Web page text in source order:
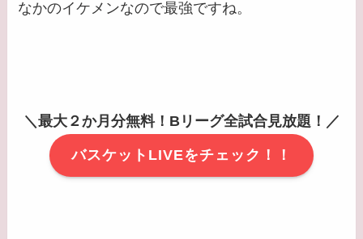
なかのイケメンなので最強ですね。
＼最大２か月分無料！Bリーグ全試合見放題！／
バスケットLIVEをチェック！！